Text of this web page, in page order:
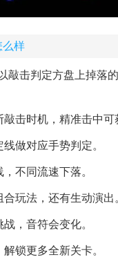
么样
敲击判定方盘上掉落
击时机，精准击中可
做对应手势判定。
不同流速下落。
玩法，还有生动演出
，音符会变化。
锁更多全新关卡。